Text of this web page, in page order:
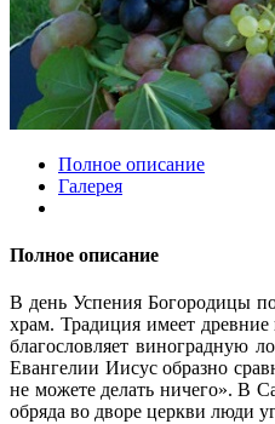
Полное описание
Галерея
Полное описание
В день Успения Богородицы
храм. Традиция имеет
благословляет виноградную
Евангелии Иисус образно
не можете делать ничего». В
обряда во дворе церкви люди